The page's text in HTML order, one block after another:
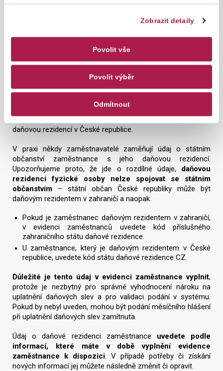
Zobrazit detaily
Povolit vše
Povolit výběr
Odmítnout
Jednotné měsíční hlášení bude poprvé podáno za měsíc
Nezapomeňte vyplnit údaj o daňové rezidenci
zaměstnance!
Na základě zkušeností z pilotního provozu upozorňujeme,
že pro zajištění průchodnosti měsíčních hlášeníje
nezbytné, abyste v měsíci dubnu při doplňování údajů
o Vašich zaměstnancích u každého z nich uvedl stát
daňové rezidence. To platí i u českých pracovníků s
daňovou rezidencí v České republice.
V praxi někdy zaměstnavatelé zaměňují údaj o státním
občanství zaměstnance s jeho daňovou rezidencí.
Upozorňujeme proto, že jde o rozdílné údaje, daňovou
rezidenci fyzické osoby nelze spojovat se státním
občanstvím – státní občan České republiky může být
daňovým rezidentem v zahraničí a naopak.
Pokud je zaměstnanec daňovým rezidentem v zahraničí,
v evidenci zaměstnanců uvedete kód příslušného
zahraničního státu daňové rezidence.
U zaměstnance, který je daňovým rezidentem v České
republice, uvedete kód státu daňové rezidence CZ.
Důležité je tento údaj v evidenci zaměstnance vyplnit,
protože je nezbytný pro správné vyhodnocení nároku na
uplatnění daňových slev a pro validaci podání v systému.
Pokud by nebyl uveden, mohou být podání měsíčního hlášení
při uplatnění daňových slev zamítnuta.
Údaj o daňové rezidenci zaměstnance uvedete podle
informací, které máte v době vyplnění evidence
zaměstnance k dispozici. V případě potřeby či získání
nových informací jej můžete následně změnit či opravit.